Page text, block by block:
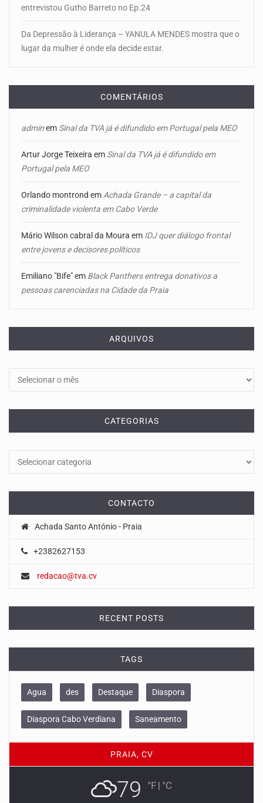
entrevistou Gutho Barreto no Ep.24
Da Depressão à Liderança – YANULA MENDES mostra que o
lugar da mulher é onde ela decide estar.
COMENTÁRIOS
adminem Sinal da TVA já é difundido em Portugal pela MEO
Artur Jorge Teixeira em Sinal da TVA já é difundido em
Portugal pela MEO
Orlando montrond em Achada Grande – a capital da
criminalidade violenta em Cabo Verde
Mário Wilson cabral da Moura em IDJ quer diálogo frontal
entre jovens e decisores políticos
Emiliano "Bife"em Black Panthers entrega donativos a
pessoas carenciadas na Cidade da Praia
ARQUIVOS
CATEGORIAS
CONTACTO
Achada Santo António - Praia
+2382627153
redacao@tva.cv
RECENT POSTS
TAGS
Agua des Destaque Diaspora
Diaspora Cabo Verdiana Saneamento
PRAIA, CV
79 °F | °C